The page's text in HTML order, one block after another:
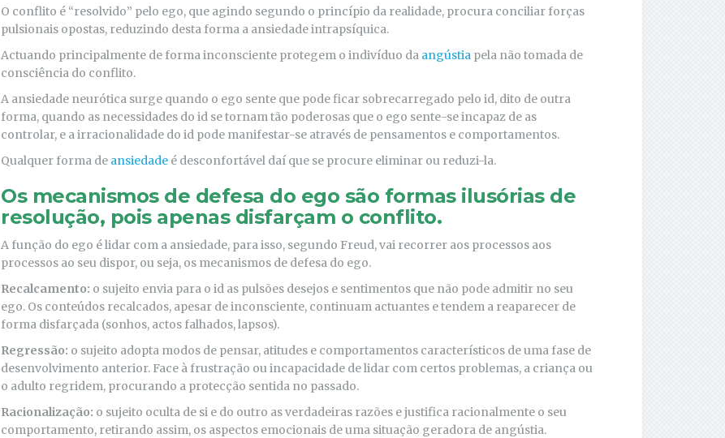
O conflito é “resolvido” pelo ego, que agindo segundo o princípio da realidade, procura conciliar forças
pulsionais opostas, reduzindo desta forma a ansiedade intrapsíquica.
Actuando principalmente de forma inconsciente protegem o indivíduo da angústia pela não tomada de
consciência do conflito.
A ansiedade neurótica surge quando o ego sente que pode ficar sobrecarregado pelo id, dito de outra
forma, quando as necessidades do id se tornam tão poderosas que o ego sente-se incapaz de as
controlar, e a irracionalidade do id pode manifestar-se através de pensamentos e comportamentos.
Qualquer forma de ansiedade é desconfortável daí que se procure eliminar ou reduzi-la.
Os mecanismos de defesa do ego são formas ilusórias de
resolução, pois apenas disfarçam o conflito.
A função do ego é lidar com a ansiedade, para isso, segundo Freud, vai recorrer aos processos aos
processos ao seu dispor, ou seja, os mecanismos de defesa do ego.
Recalcamento: o sujeito envia para o id as pulsões desejos e sentimentos que não pode admitir no seu
ego. Os conteúdos recalcados, apesar de inconsciente, continuam actuantes e tendem a reaparecer de
forma disfarçada (sonhos, actos falhados, lapsos).
Regressão: o sujeito adopta modos de pensar, atitudes e comportamentos característicos de uma fase de
desenvolvimento anterior. Face à frustração ou incapacidade de lidar com certos problemas, a criança ou
o adulto regridem, procurando a protecção sentida no passado.
Racionalização: o sujeito oculta de si e do outro as verdadeiras razões e justifica racionalmente o seu
comportamento, retirando assim, os aspectos emocionais de uma situação geradora de angústia.